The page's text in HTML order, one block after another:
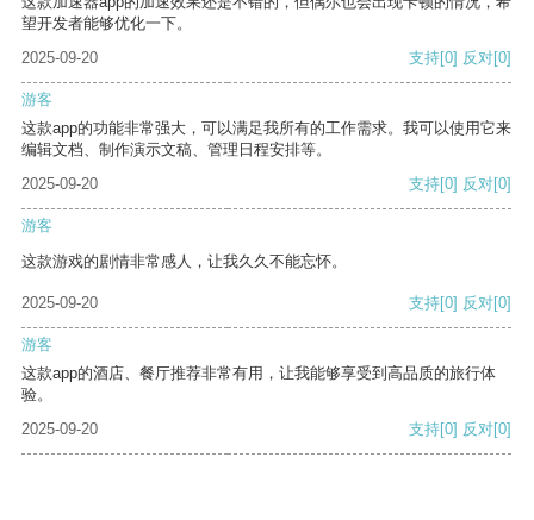
望开发者能够优化一下。
2025-09-20
支持[0] 反对[0]
游客
这款app的功能非常强大，可以满足我所有的工作需求。我可以使用它来
编辑文档、制作演示文稿、管理日程安排等。
2025-09-20
支持[0] 反对[0]
游客
这款游戏的剧情非常感人，让我久久不能忘怀。
2025-09-20 支持[0] 反对[0]
游客
这款app的酒店、餐厅推荐非常有用，让我能够享受到高品质的旅行体
验。
2025-09-20
支持[0] 反对[0]